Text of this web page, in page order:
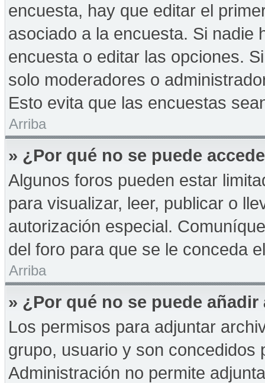
encuesta, hay que editar el
asociado a la encuesta. Si nadie
encuesta o editar las opciones.
solo moderadores o
Esto evita que las encuestas
Arriba
» ¿Por qué no se puede
Algunos foros pueden estar
para visualizar, leer, publicar o
autorización especial.
del foro para que se le conceda
Arriba
» ¿Por qué no se puede
Los permisos para adjuntar
grupo, usuario y son concedidos
Administración no permite